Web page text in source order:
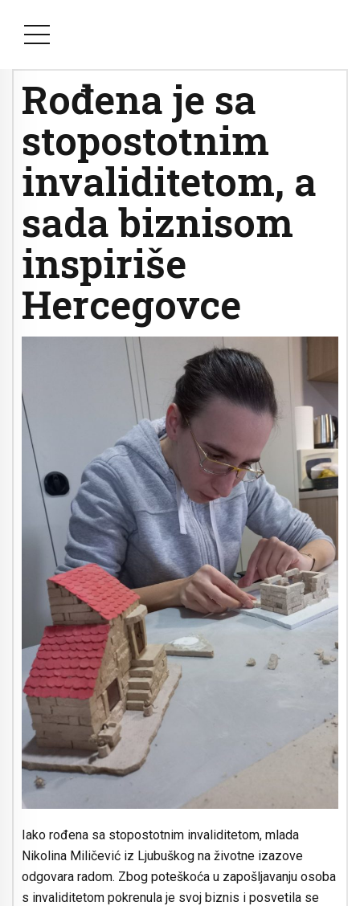
Rođena je sa
stopostotnim
invaliditetom, a
sada biznisom
inspiriše
Hercegovce
Iako rođena sa stopostotnim invaliditetom, mlada
Nikolina Miličević iz Ljubuškog na životne izazove
odgovara radom. Zbog poteškoća u zapošljavanju osoba
s invaliditetom pokrenula je svoj biznis i posvetila se